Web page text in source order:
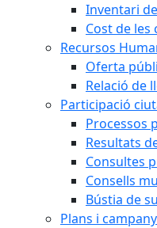
Inventari
Cost de
Recursos
Oferta
Relació de
Participació
Processos
Resultats
Consultes
Consells
Bústia de
Plans i